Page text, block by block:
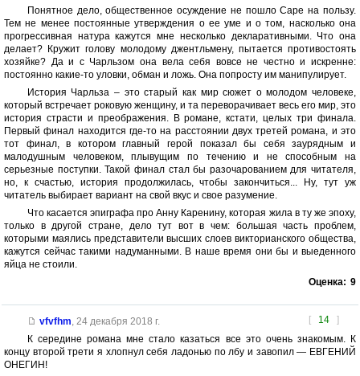
Понятное дело, общественное осуждение не пошло Саре на пользу.
Тем не менее постоянные утверждения о ее уме и о том, насколько она
прогрессивная натура кажутся мне несколько декларативными. Что она
делает? Кружит голову молодому джентльмену, пытается противостоять
хозяйке? Да и с Чарльзом она вела себя вовсе не честно и искренне:
постоянно какие-то уловки, обман и ложь. Она попросту им манипулирует.
История Чарльза – это старый как мир сюжет о молодом человеке,
который встречает роковую женщину, и та переворачивает весь его мир, это
история страсти и преображения. В романе, кстати, целых три финала.
Первый финал находится где-то на расстоянии двух третей романа, и это
тот финал, в котором главный герой показал бы себя заурядным и
малодушным человеком, плывущим по течению и не способным на
серьезные поступки. Такой финал стал бы разочарованием для читателя,
но, к счастью, история продолжилась, чтобы закончиться... Ну, тут уж
читатель выбирает вариант на свой вкус и свое разумение.
Что касается эпиграфа про Анну Каренину, которая жила в ту же эпоху,
только в другой стране, дело тут вот в чем: большая часть проблем,
которыми маялись представители высших слоев викторианского общества,
кажутся сейчас такими надуманными. В наше время они бы и выеденного
яйца не стоили.
Оценка: 9
[ 14 ]
vfvfhm, 24 декабря 2018 г.
К середине романа мне стало казаться все это очень знакомым. К
концу второй трети я хлопнул себя ладонью по лбу и завопил — ЕВГЕНИЙ
ОНЕГИН!